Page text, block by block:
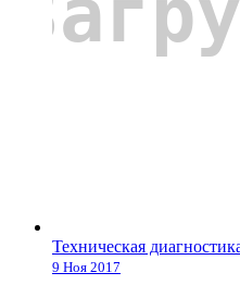
Техническая
9 Ноя 2017